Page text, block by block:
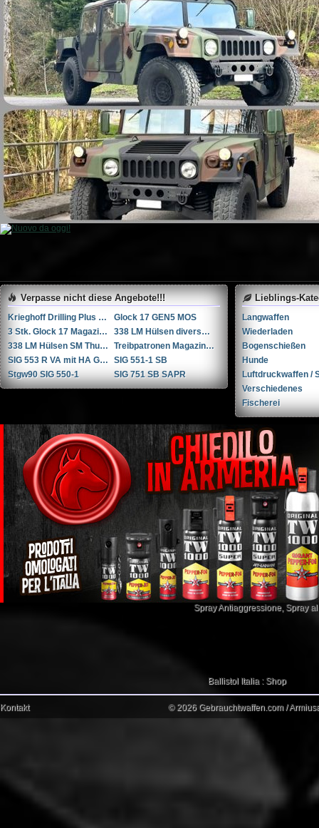
Verpasse nicht diese Angebote!!!
Krieghoff Drilling Plus 7x65R / 20-76 / 222Rem
Glock 17 GEN5 MOS
3 Stk. Glock 17 Magazine
338 LM Hülsen diverse Hersteller
338 LM Hülsen SM Thun / RUAG Thun
Treibpatronen Magazin STGW 57
SIG 553 R VA mit HA Griffstück
SIG 551-1 SB
Stgw90 SIG 550-1
SIG 751 SB SAPR
Lieblings-
Langwaffen
Wiederladen
Bogenschießen
Hunde
Luftdruckwaffen /
Verschiedenes
Fischerei
Spray Antiaggressione, Spray
Ballistol Italia : Shop
Kontakt © 2026 Gebrauchtwaffen.com /